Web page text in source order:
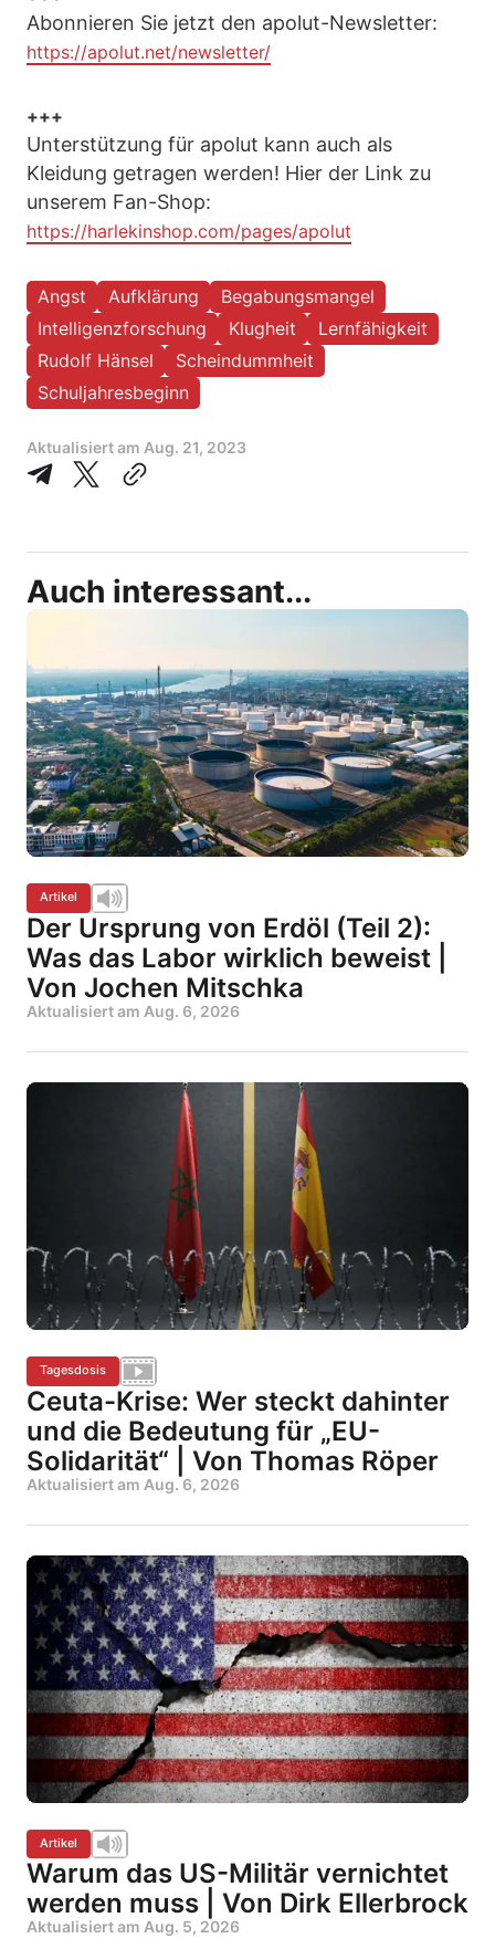
Abonnieren Sie jetzt den apolut-Newsletter:
https://apolut.net/newsletter/
+++
Unterstützung für apolut kann auch als
Kleidung getragen werden! Hier der Link zu
unserem Fan-Shop:
https://harlekinshop.com/pages/apolut
Angst Aufklärung
Begabungsmangel
Intelligenzforschung
Klugheit
Lernfähigkeit
Rudolf Hänsel
Scheindummheit
Schuljahresbeginn
Aktualisiert am Aug. 21, 2023
Auch interessant...
Artikel
Der Ursprung von Erdöl (Teil 2):
Was das Labor wirklich beweist |
Von Jochen Mitschka
Aktualisiert am Aug. 6, 2026
Tagesdosis
Ceuta-Krise: Wer steckt dahinter
und die Bedeutung für „EU-
Solidarität“ | Von Thomas Röper
Aktualisiert am Aug. 6, 2026
Artikel
Warum das US-Militär vernichtet
werden muss | Von Dirk Ellerbrock
Aktualisiert am Aug. 5, 2026